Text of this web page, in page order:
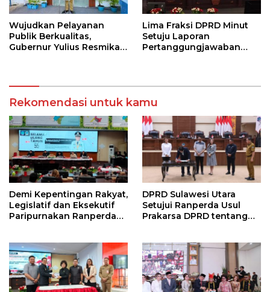
Wujudkan Pelayanan
Publik Berkualitas,
Gubernur Yulius Resmikan
Lima Fraksi DPRD Minut
Setuju Laporan
Pertanggungjawaban
Rekomendasi untuk kamu
Demi Kepentingan Rakyat,
Legislatif dan Eksekutif
Paripurnakan Ranperda
DPRD Sulawesi Utara
Setujui Ranperda Usul
Prakarsa DPRD tentang
Sebagai Ranperda
Prakarsa DPRD